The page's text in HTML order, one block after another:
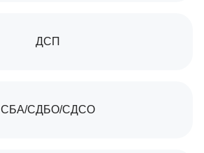
ДСП
СБА/СДБО/СДСО